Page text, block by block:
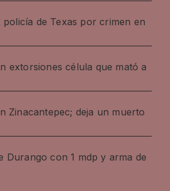
de Texas por crimen en
extorsiones célula que mató a
Zinacantepec; deja un muerto
Durango con 1 mdp y arma de